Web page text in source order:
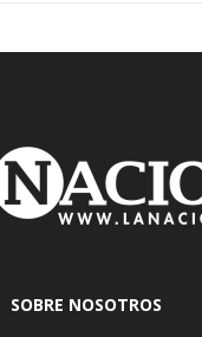
SOBRE NOSOTROS